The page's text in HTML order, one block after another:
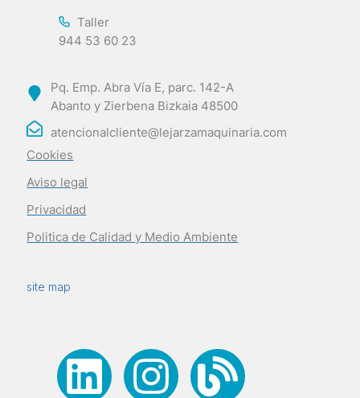
Taller
944 53 60 23
Pq. Emp. Abra Vía E, parc. 142-A
Abanto y Zierbena Bizkaia 48500
atencionalcliente@lejarzamaquinaria.com
Cookies
Aviso legal
Privacidad
Politica de Calidad y Medio Ambiente
site map